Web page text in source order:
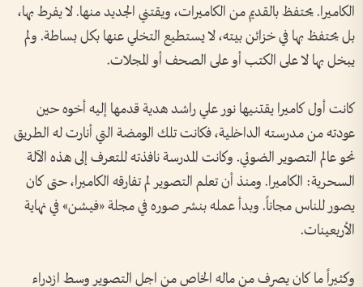
الكاميرا. يحتفظ بالقديم من الكاميرات، ويقتني الجديد منها. لا يفرط بها،
بل يحتفظ بها في خزائن بيته، لا يستطيع التخلي عنها بكل بساطة. ولم
يبخل بها لا على الكتب أو على الصحف أو المجلات.
كانت أول كاميرا يقتنيها نور علي راشد هدية قدمها إليه أخوه حين
عودته من مدرسته الداخلية، فكانت تلك الومضة التي أنارت له الطريق
نحو عالم التصوير الضوئي. وكانت المدرسة نافذته للتعرف إلى هذه الآلة
السحرية: الكاميرا. ومنذ أن تعلم التصوير لم تفارقه الكاميرا، حتى كان
يصور للناس مجاناً. وبدأ عمله بنشر صوره في مجلة «فيشن» في نهاية
الأربعينات.
وكثيراً ما كان يصرف من ماله الخاص من اجل التصوير وسط ازدراء